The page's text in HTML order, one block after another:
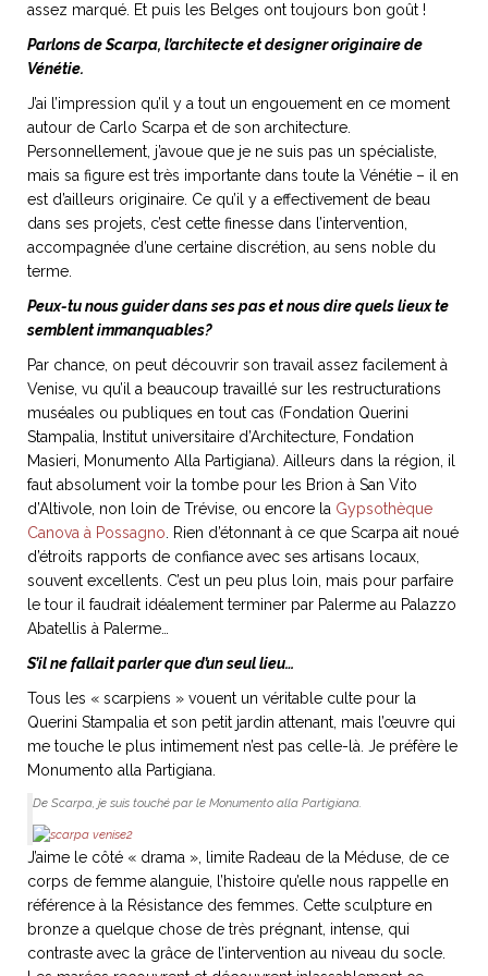
assez marqué. Et puis les Belges ont toujours bon goût !
Parlons de Scarpa, l’architecte et designer originaire de
Vénétie.
J’ai l’impression qu’il y a tout un engouement en ce moment
autour de Carlo Scarpa et de son architecture.
Personnellement, j’avoue que je ne suis pas un spécialiste,
mais sa figure est très importante dans toute la Vénétie – il en
est d’ailleurs originaire. Ce qu’il y a effectivement de beau
dans ses projets, c’est cette finesse dans l’intervention,
accompagnée d’une certaine discrétion, au sens noble du
terme.
Peux-tu nous guider dans ses pas et nous dire quels lieux te
semblent immanquables?
Par chance, on peut découvrir son travail assez facilement à
Venise, vu qu’il a beaucoup travaillé sur les restructurations
muséales ou publiques en tout cas (Fondation Querini
Stampalia, Institut universitaire d’Architecture, Fondation
Masieri, Monumento Alla Partigiana). Ailleurs dans la région, il
faut absolument voir la tombe pour les Brion à San Vito
d’Altivole, non loin de Trévise, ou encore la Gypsothèque
Canova à Possagno . Rien d’étonnant à ce que Scarpa ait noué
d’étroits rapports de confiance avec ses artisans locaux,
souvent excellents. C’est un peu plus loin, mais pour parfaire
le tour il faudrait idéalement terminer par Palerme au Palazzo
Abatellis à Palerme…
S’il ne fallait parler que d’un seul lieu…
Tous les « scarpiens » vouent un véritable culte pour la
Querini Stampalia et son petit jardin attenant, mais l’œuvre qui
me touche le plus intimement n’est pas celle-là. Je préfère le
Monumento alla Partigiana.
De Scarpa, je suis touché par le Monumento alla Partigiana.
J’aime le côté « drama », limite Radeau de la Méduse, de ce
corps de femme alanguie, l’histoire qu’elle nous rappelle en
référence à la Résistance des femmes. Cette sculpture en
bronze a quelque chose de très prégnant, intense, qui
contraste avec la grâce de l’intervention au niveau du socle.